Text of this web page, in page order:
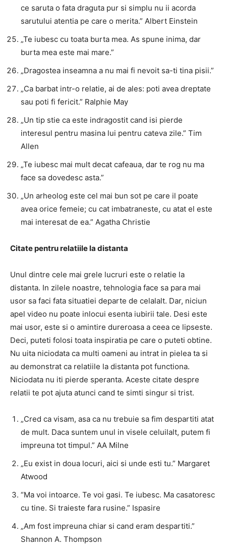
ce saruta o fata draguta pur si simplu nu ii acorda
sarutului atentia pe care o merita.” Albert Einstein
„Te iubesc cu toata burta mea. As spune inima, dar
burta mea este mai mare.”
„Dragostea inseamna a nu mai fi nevoit sa-ti tina pisii.”
„Ca barbat intr-o relatie, ai de ales: poti avea dreptate
sau poti fi fericit.” Ralphie May
„Un tip stie ca este indragostit cand isi pierde
interesul pentru masina lui pentru cateva zile.” Tim
Allen
„Te iubesc mai mult decat cafeaua, dar te rog nu ma
face sa dovedesc asta.”
„Un arheolog este cel mai bun sot pe care il poate
avea orice femeie; cu cat imbatraneste, cu atat el este
mai interesat de ea.” Agatha Christie
Citate pentru relatiile la distanta
Unul dintre cele mai grele lucruri este o relatie la
distanta. In zilele noastre, tehnologia face sa para mai
usor sa faci fata situatiei departe de celalalt. Dar, niciun
apel video nu poate inlocui esenta iubirii tale. Desi este
mai usor, este si o amintire dureroasa a ceea ce lipseste.
Deci, puteti folosi toata inspiratia pe care o puteti obtine.
Nu uita niciodata ca multi oameni au intrat in pielea ta si
au demonstrat ca relatiile la distanta pot functiona.
Niciodata nu iti pierde speranta. Aceste citate despre
relatii te pot ajuta atunci cand te simti singur si trist.
„Cred ca visam, asa ca nu trebuie sa fim despartiti atat
de mult. Daca suntem unul in visele celuilalt, putem fi
impreuna tot timpul.” AA Milne
„Eu exist in doua locuri, aici si unde esti tu.” Margaret
Atwood
“Ma voi intoarce. Te voi gasi. Te iubesc. Ma casatoresc
cu tine. Si traieste fara rusine.” Ispasire
„Am fost impreuna chiar si cand eram despartiti.”
Shannon A. Thompson